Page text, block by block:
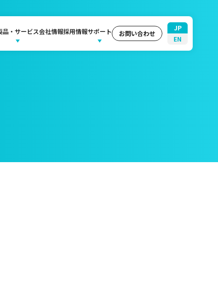
品・サービス会社情報採用情報サポート お問い合わせ
JP
EN